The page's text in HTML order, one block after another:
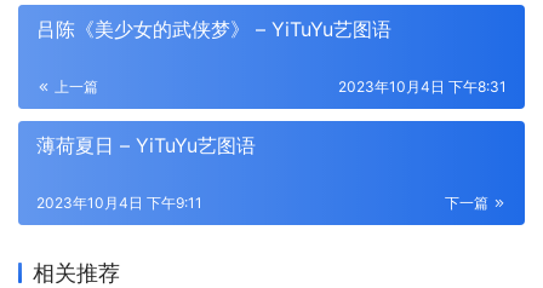
吕陈《美少女的武侠梦》 – YiTuYu艺图语
上一篇 2023年10月4日 下午8:31
薄荷夏日 – YiTuYu艺图语
下一篇
2023年10月4日 下午9:11
相关推荐